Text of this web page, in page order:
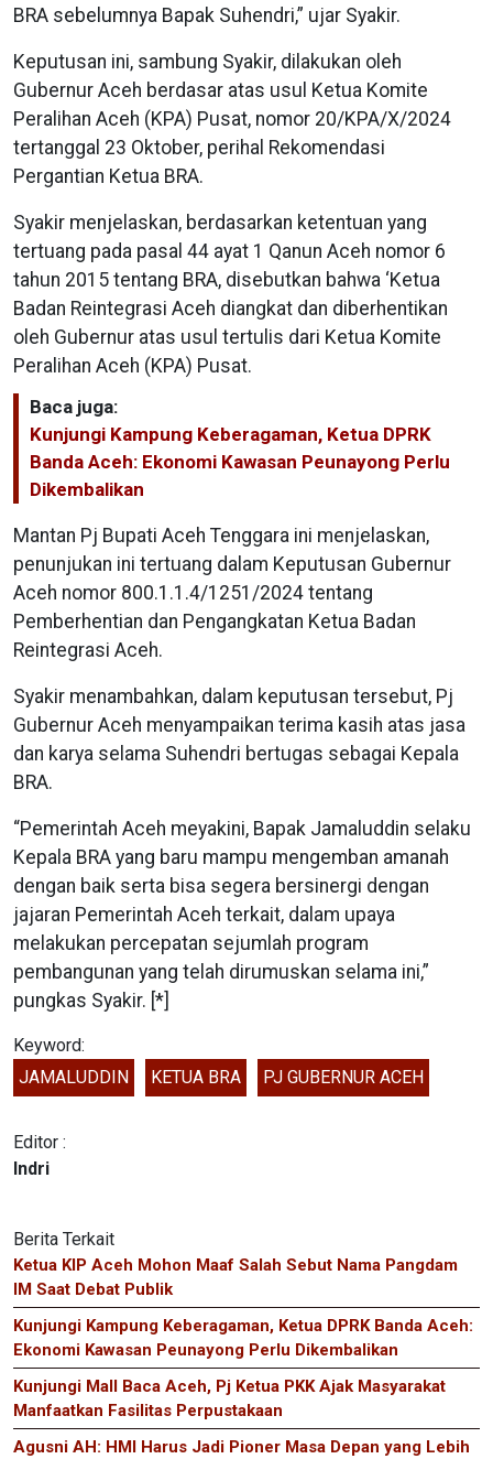
BRA sebelumnya Bapak Suhendri,” ujar Syakir.
Keputusan ini, sambung Syakir, dilakukan oleh
Gubernur Aceh berdasar atas usul Ketua Komite
Peralihan Aceh (KPA) Pusat, nomor 20/KPA/X/2024
tertanggal 23 Oktober, perihal Rekomendasi
Pergantian Ketua BRA.
Syakir menjelaskan, berdasarkan ketentuan yang
tertuang pada pasal 44 ayat 1 Qanun Aceh nomor 6
tahun 2015 tentang BRA, disebutkan bahwa ‘Ketua
Badan Reintegrasi Aceh diangkat dan diberhentikan
oleh Gubernur atas usul tertulis dari Ketua Komite
Peralihan Aceh (KPA) Pusat.
Baca juga:
Kunjungi Kampung Keberagaman, Ketua DPRK
Banda Aceh: Ekonomi Kawasan Peunayong Perlu
Dikembalikan
Mantan Pj Bupati Aceh Tenggara ini menjelaskan,
penunjukan ini tertuang dalam Keputusan Gubernur
Aceh nomor 800.1.1.4/1251/2024 tentang
Pemberhentian dan Pengangkatan Ketua Badan
Reintegrasi Aceh.
Syakir menambahkan, dalam keputusan tersebut, Pj
Gubernur Aceh menyampaikan terima kasih atas jasa
dan karya selama Suhendri bertugas sebagai Kepala
BRA.
“Pemerintah Aceh meyakini, Bapak Jamaluddin selaku
Kepala BRA yang baru mampu mengemban amanah
dengan baik serta bisa segera bersinergi dengan
jajaran Pemerintah Aceh terkait, dalam upaya
melakukan percepatan sejumlah program
pembangunan yang telah dirumuskan selama ini,”
pungkas Syakir. [*]
Keyword:
JAMALUDDIN
KETUA BRA PJ GUBERNUR ACEH
Editor :
Indri
Berita Terkait
Ketua KIP Aceh Mohon Maaf Salah Sebut Nama Pangdam
IM Saat Debat Publik
Kunjungi Kampung Keberagaman, Ketua DPRK Banda Aceh:
Ekonomi Kawasan Peunayong Perlu Dikembalikan
Kunjungi Mall Baca Aceh, Pj Ketua PKK Ajak Masyarakat
Manfaatkan Fasilitas Perpustakaan
Agusni AH: HMI Harus Jadi Pioner Masa Depan yang Lebih